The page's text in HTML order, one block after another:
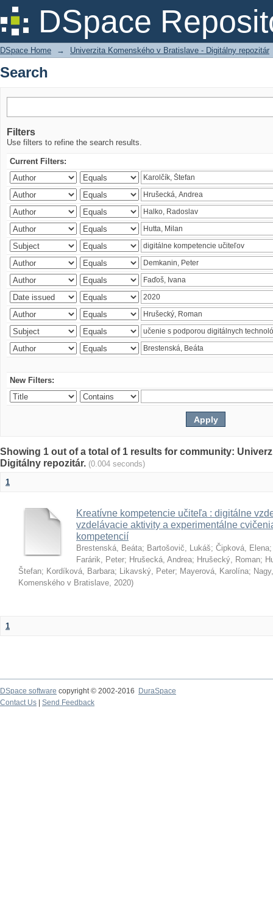
DSpace
Search
DSpace Home → Univerzita Komenského v Bratislave - Digitálny repozitár
Search
Filters
Use filters to refine the search results.
Current Filters:
New Filters:
Showing 1 out of a total of 1 results for community:
Digitálny repozitár. (0.004 seconds)
1
Kreatívne kompetencie učiteľa : digitálne
vzdelávacie aktivity a experimentálne
kompetencií
Brestenská, Beáta; Bartošovič, Lukáš; Čipková, Elena
Farárik, Peter; Hrušecká, Andrea; Hrušecký, Roman;
Štefan; Kordíková, Barbara; Likavský, Peter; Mayerová, Karolína;
Komenského v Bratislave, 2020)
1
DSpace software copyright © 2002-2016
DuraSpace
Contact Us
Send Feedback